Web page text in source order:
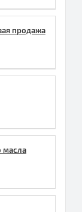
продажа
масла